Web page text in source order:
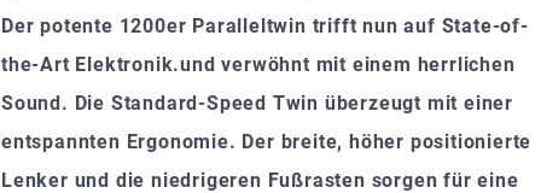
Der potente 1200er Paralleltwin trifft nun auf State-of-
the-Art Elektronik.und verwöhnt mit einem herrlichen
Sound. Die Standard-Speed Twin überzeugt mit einer
entspannten Ergonomie. Der breite, höher positionierte
Lenker und die niedrigeren Fußrasten sorgen für eine